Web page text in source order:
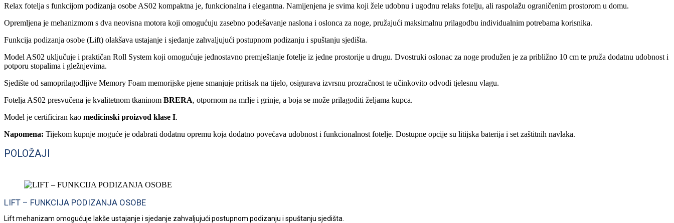
Relax fotelja s funkcijom podizanja osobe AS02 kompaktna je, funkcionalna i elegantna. Namijenjena je svima koji žele udobnu i ugodnu relaks fotelju, ali raspolažu ograničenim prostorom u domu.
Opremljena je mehanizmom s dva neovisna motora koji omogućuju zasebno podešavanje naslona i oslonca za noge, pružajući maksimalnu prilagodbu individualnim potrebama korisnika.
Funkcija podizanja osobe (Lift) olakšava ustajanje i sjedanje zahvaljujući postupnom podizanju i spuštanju sjedišta.
Model AS02 uključuje i praktičan Roll System koji omogućuje jednostavno premještanje fotelje iz jedne prostorije u drugu. Dvostruki oslonac za noge produžen je za približno 10 cm te pruža dodatnu udobnost i
potporu stopalima i gležnjevima.
Sjedište od samoprilagodljive Memory Foam memorijske pjene smanjuje pritisak na tijelo, osigurava izvrsnu prozračnost te učinkovito odvodi tjelesnu vlagu.
Fotelja AS02 presvučena je kvalitetnom tkaninom BRERA, otpornom na mrlje i grinje, a boja se može prilagoditi željama kupca.
Model je certificiran kao medicinski proizvod klase I.
Napomena: Tijekom kupnje moguće je odabrati dodatnu opremu koja dodatno povećava udobnost i funkcionalnost fotelje. Dostupne opcije su litijska baterija i set zaštitnih navlaka.
POLOŽAJI
LIFT – FUNKCIJA PODIZANJA OSOBE
Lift mehanizam omogućuje lakše ustajanje i sjedanje zahvaljujući postupnom podizanju i spuštanju sjedišta.